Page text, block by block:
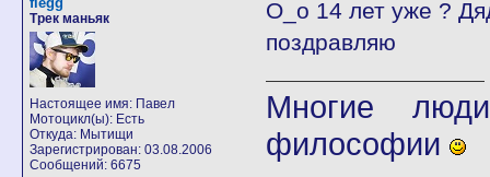
Трек маньяк
Настоящее имя: Павел
Мотоцикл(ы): Есть
Откуда: Мытищи
Зарегистрирован: 03.08.2006
Сообщений: 6675
О_о 14 лет уже ?
поздравляю
Многие
философии